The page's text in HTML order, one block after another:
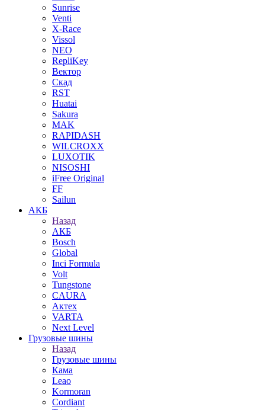
Sunrise
Venti
X-Race
Vissol
NEO
RepliKey
Вектор
Скад
RST
Huatai
Sakura
MAK
RAPIDASH
WILCROXX
LUXOTIK
NISOSHI
iFree Original
FF
Sailun
АКБ
Назад
АКБ
Bosch
Global
Inci Formula
Volt
Tungstone
CAURA
Актех
VARTA
Next Level
Грузовые шины
Назад
Грузовые шины
Кама
Leao
Kormoran
Cordiant